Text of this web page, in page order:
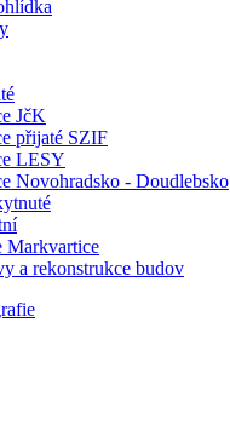
JčK
přijaté SZIF
LESY
Novohradsko - Doudlebsko
Markvartice
a rekonstrukce budov